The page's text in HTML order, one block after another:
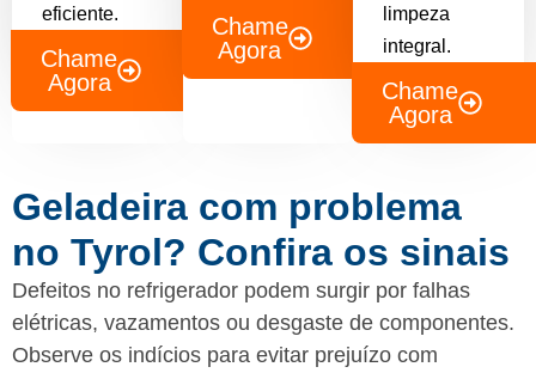
eficiente.
Chame
Agora
Chame
Agora
limpeza
integral.
Chame
Agora
Geladeira com problema
no Tyrol? Confira os sinais
Defeitos no refrigerador podem surgir por falhas
elétricas, vazamentos ou desgaste de componentes.
Observe os indícios para evitar prejuízo com